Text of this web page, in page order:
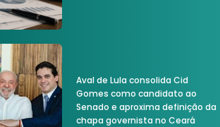
Aval de Lula consolida Cid
Gomes como candidato ao
Senado e aproxima definição da
chapa governista no Ceará